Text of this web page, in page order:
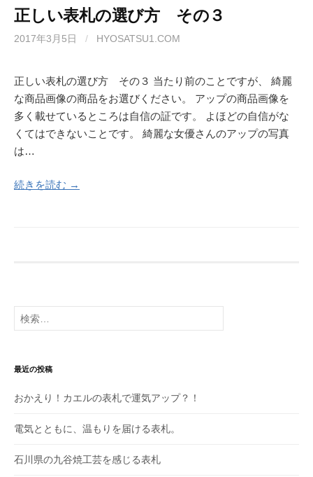
正しい表札の選び方 その３
2017年3月5日 / HYOSATSU1.COM
正しい表札の選び方 その３ 当たり前のことですが、 綺麗
な商品画像の商品をお選びください。 アップの商品画像を
多く載せているところは自信の証です。 よほどの自信がな
くてはできないことです。 綺麗な女優さんのアップの写真
は…
続きを読む →
検
索:
最近の投稿
おかえり！カエルの表札で運気アップ？！
電気とともに、温もりを届ける表札。
石川県の九谷焼工芸を感じる表札